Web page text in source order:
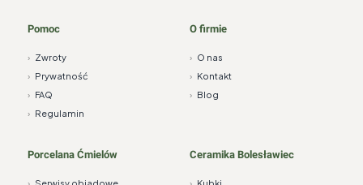
Pomoc
› Zwroty
› Prywatność
› FAQ
› Regulamin
O firmie
› O nas
› Kontakt
› Blog
Porcelana Ćmielów Ceramika Bolesławiec